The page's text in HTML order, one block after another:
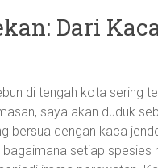
Dari
di tengah kota sering
saya akan duduk
bersua dengan kaca
setiap